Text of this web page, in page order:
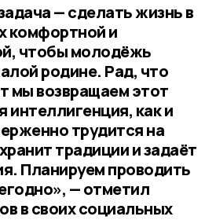
— сделать жизнь в
комфортной и
чтобы молодёжь
родине. Рад, что
мы возвращаем этот
как и
трудится на
традиции и задаёт
Планируем проводить
— отметил
в своих социальных